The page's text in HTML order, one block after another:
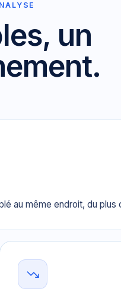
un
au même endroit, du plus